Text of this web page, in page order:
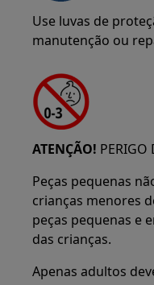
Use luvas de
manutenção ou
ATENÇÃO! PERIGO
Peças pequenas
crianças menores
peças pequenas e
das crianças.
Apenas adultos